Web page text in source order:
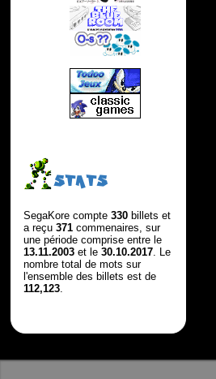
STATS
SegaKore compte 330billets et
a reçu 371commenaires, sur
une période comprise entre le
13.11.2003et le 30.10.2017. Le
nombre total de mots sur
l'ensemble des billets est de
112,123.